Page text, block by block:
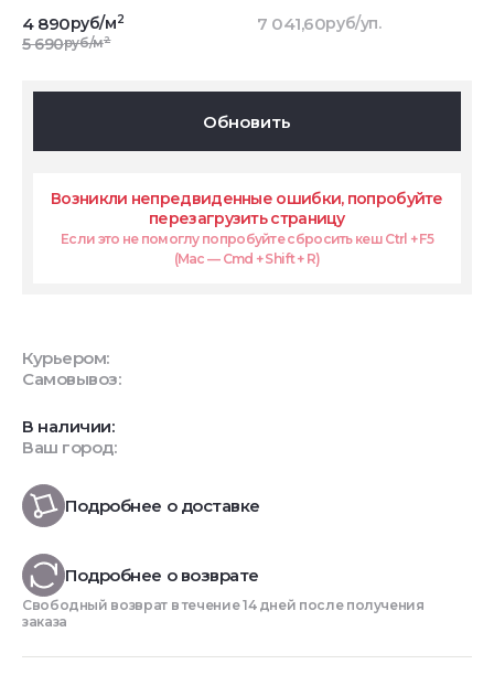
4 890руб/м2
5 690руб/м2
7 041,60руб/уп.
Обновить
Возникли непредвиденные ошибки, попробуйте
перезагрузить страницу
Если это не помоглу попробуйте сбросить кеш Ctrl + F5
(Mac — Cmd + Shift + R)
Курьером:
Самовывоз:
В наличии:
Ваш город:
Подробнее о доставке
Подробнее о возврате
Свободный возврат в течение 14 дней после получения
заказа